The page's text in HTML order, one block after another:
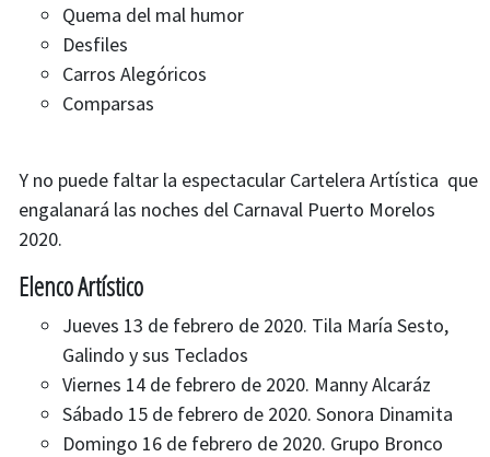
Quema del mal humor
Desfiles
Carros Alegóricos
Comparsas
Y no puede faltar la espectacular Cartelera Artística que
engalanará las noches del Carnaval Puerto Morelos
2020.
Elenco Artístico
Jueves 13 de febrero de 2020. Tila María Sesto,
Galindo y sus Teclados
Viernes 14 de febrero de 2020. Manny Alcaráz
Sábado 15 de febrero de 2020. Sonora Dinamita
Domingo 16 de febrero de 2020. Grupo Bronco